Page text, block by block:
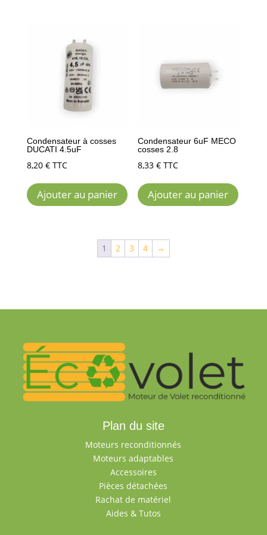
Condensateur à cosses
DUCATI 4.5uF
8,20 € TTC
Ajouter au panier
Condensateur 6uF MECO
cosses 2.8
8,33€ TTC
Ajouter au panier
1 2 3 4 →
Plan du site
Moteurs reconditionnés
Moteurs adaptables
Accessoires
Pièces détachées
Rachat de matériel
Aides & Tutos